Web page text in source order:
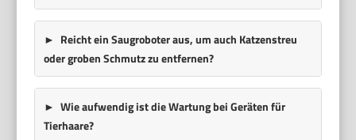
Reicht ein Saugroboter aus, um auch Katzenstreu
oder groben Schmutz zu entfernen?
Wie aufwendig ist die Wartung bei Geräten für
Tierhaare?